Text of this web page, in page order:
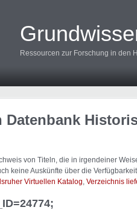
Ressourcen zur Forschung in den
von Titeln, die in irgendeiner
keine Auskünfte über die
Virtuellen Katalog Verzeichnis